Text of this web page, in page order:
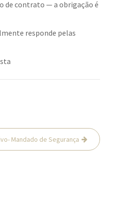
de contrato — a obrigação é
responde pelas
Mandado de Segurança